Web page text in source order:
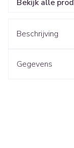
Bekijk alle
Beschrijving
Gegevens